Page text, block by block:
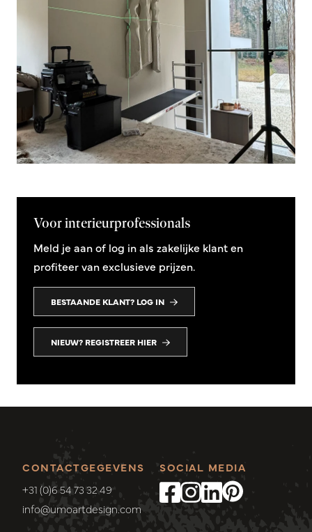
Voor interieurprofessionals
Meld je aan of log in als zakelijke klant en
profiteer van exclusieve prijzen.
BESTAANDE KLANT? LOG IN
NIEUW? REGISTREER HIER
CONTACTGEGEVENS
+31 (0)6 54 73 32 49
info@umoartdesign.com
SOCIAL MEDIA